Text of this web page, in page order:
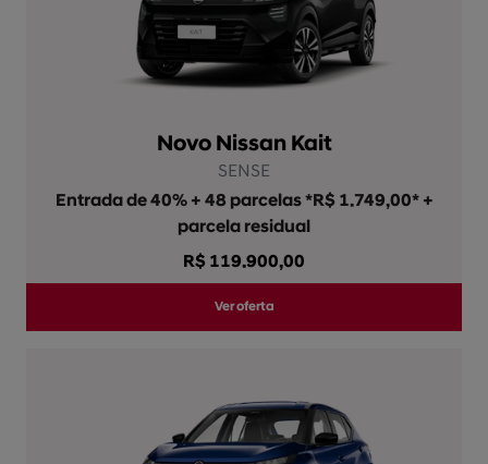
Novo Nissan Kait
SENSE
Entrada de 40% + 48 parcelas *R$ 1.749,00* +
parcela residual
R$ 119.900,00
Ver oferta